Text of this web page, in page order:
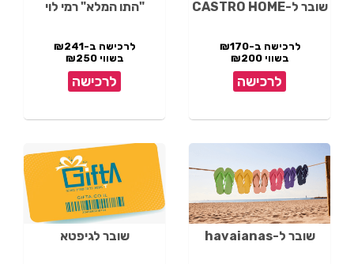
שובר ל-CASTRO HOME
לרכישה ב-₪170
בשווי ₪200
לרכישה
"התו המלא" רמי לוי
לרכישה ב-₪241
בשווי ₪250
לרכישה
שובר ל-havaianas שובר לגיפטא